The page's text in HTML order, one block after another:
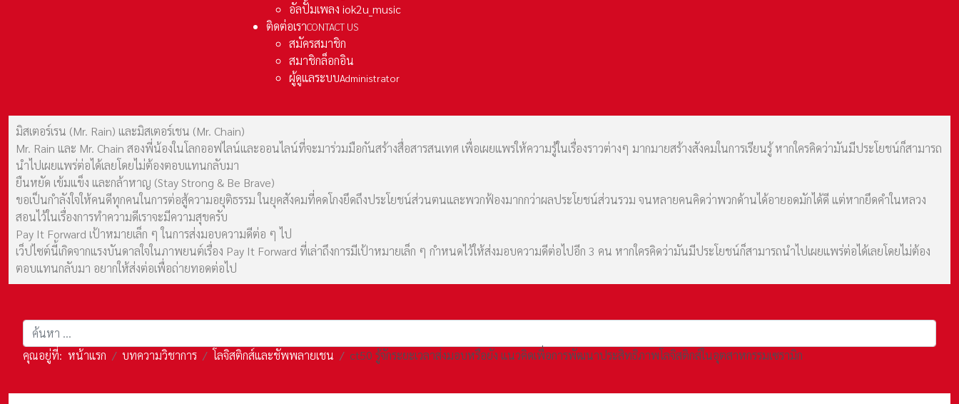
อัลปั้มเพลง iok2u_music
ติดต่อเราCONTACT US
สมัครสมาชิก
สมาชิกล็อกอิน
ผู้ดูแลระบบAdministrator
มิสเตอร์เรน (Mr. Rain) และมิสเตอร์เชน (Mr. Chain)
Mr. Rain และ Mr. Chain สองพี่น้องในโลกออฟไลน์และออนไลน์ที่จะมาร่วมมือกันสร้างสื่อสารสนเทศ เพื่อเผยแพร่ให้ความรู้ในเรื่องราวต่างๆ มากมายสร้างสังคมในการเรียนรู้ หากใครคิดว่ามันมีประโยชน์ก็สามารถ
นำไปเผยแพร่ต่อได้เลยโดยไม่ต้องตอบแทนกลับมา
ยืนหยัด เข้มแข็ง และกล้าหาญ (Stay Strong & Be Brave)
ขอเป็นกำลังใจให้คนดีทุกคนในการต่อสู้ความอยุติธรรม ในยุคสังคมที่คดโกงยึดถึงประโยชน์ส่วนตนและพวกฟ้องมากกว่าผลประโยชน์ส่วนรวม จนหลายคนคิดว่าพวกด้านได้อายอดมักได้ดี แต่หากยึดคำในหลวง
สอนไว้ในเรื่องการทำความดีเราจะมีความสุขครับ
Pay It Forward เป้าหมายเล็ก ๆ ในการส่งมอบความดีต่อ ๆ ไป
เว็ปไซต์นี้เกิดจากแรงบันดาลใจในภาพยนต์เรื่อง Pay It Forward ที่เล่าถึงการมีเป้าหมายเล็ก ๆ กำหนดไว้ให้ส่งมอบความดีต่อไปอีก 3 คน หากใครคิดว่ามันมีประโยชน์ก็สามารถนำไปเผยแพร่ต่อได้เลยโดยไม่ต้อง
ตอบแทนกลับมา อยากให้ส่งต่อเพื่อถ่ายทอดต่อไป
การค้นหา
คุณอยู่ที่: หน้าแรก บทความวิชาการ โลจิสติกส์และชัพพลายเชน ct50 รู้จักระยะเวลาส่งมอบหรือยัง แนวคิดเพื่อการพัฒนาประสิทธิภาพโลจิสติกส์ในอุตสาหกรรมเซรามิก